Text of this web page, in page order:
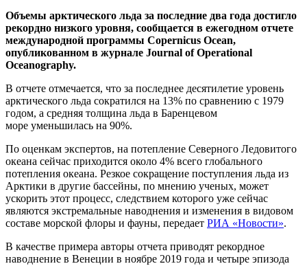
Объемы арктического льда за последние два года достигло
рекордно низкого уровня, сообщается в ежегодном отчете
международной программы Copernicus Ocean,
опубликованном в журнале Journal of Operational
Oceanography.
В отчете отмечается, что за последнее десятилетие уровень
арктического льда сократился на 13% по сравнению с 1979
годом, а средняя толщина льда в Баренцевом
море уменьшилась на 90%.
По оценкам экспертов, на потепление Северного Ледовитого
океана сейчас приходится около 4% всего глобального
потепления океана. Резкое сокращение поступления льда из
Арктики в другие бассейны, по мнению ученых, может
ускорить этот процесс, следствием которого уже сейчас
являются экстремальные наводнения и изменения в видовом
составе морской флоры и фауны, передает РИА «Новости».
В качестве примера авторы отчета приводят рекордное
наводнение в Венеции в ноябре 2019 года и четыре эпизода